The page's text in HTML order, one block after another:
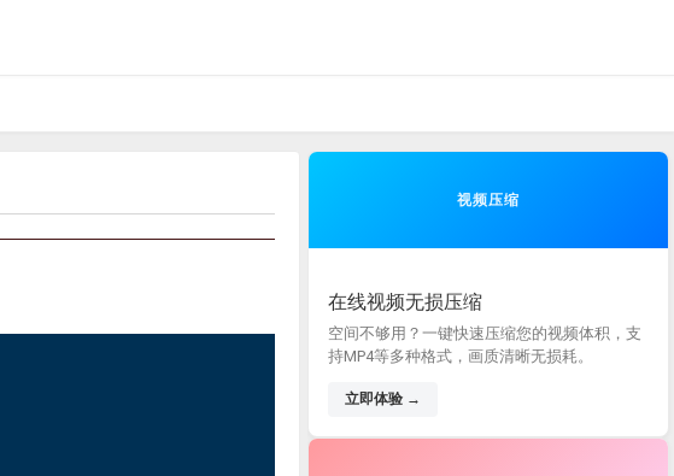
视频压缩
在线视频无损压缩
空间不够用？一键快速压缩您的视频体积，支
持MP4等多种格式，画质清晰无损耗。
立即体验 →